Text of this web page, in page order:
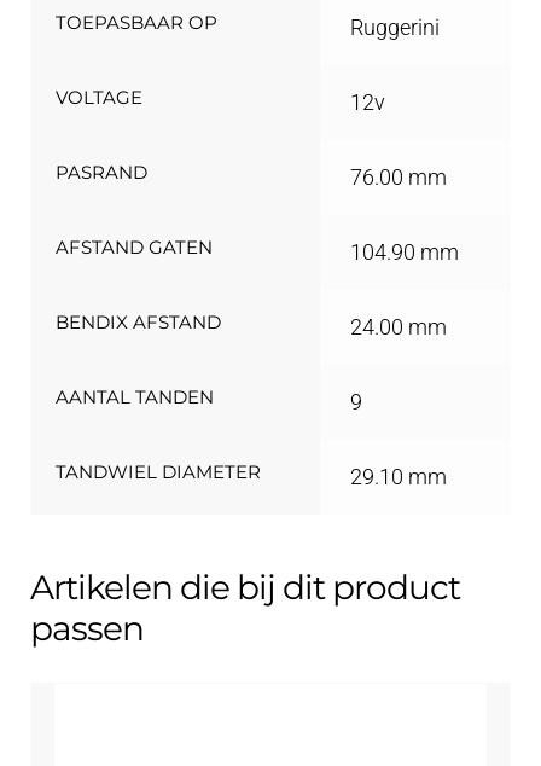
TOEPASBAAR OP Ruggerini
VOLTAGE 12v
PASRAND 76.00 mm
AFSTAND GATEN 104.90 mm
BENDIX AFSTAND 24.00 mm
AANTAL TANDEN 9
TANDWIEL DIAMETER 29.10 mm
Artikelen die bij dit product
passen